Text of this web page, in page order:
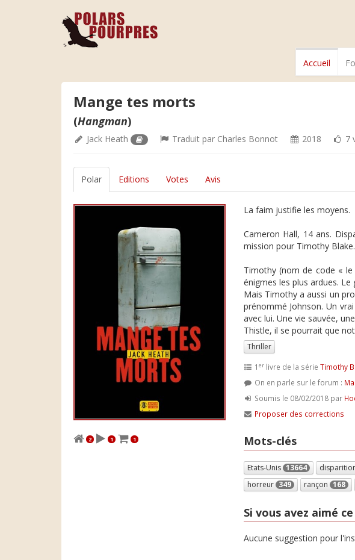
Accueil
Mange tes morts
(Hangman)
Jack Heath Traduit par Charles Bonnot 2018 7
Polar Editions Votes Avis
2 1 1
La faim justifie les moyens.
Cameron Hall, 14 ans.
mission pour Timothy Blake.
Timothy (nom de code «
énigmes les plus ardues.
Mais Timothy a aussi un
prénommé Johnson. Un
avec lui. Une vie sauvée,
Thistle, il se pourrait que
Thriller
1 erlivre de la série Timothy
On en parle sur le forum :
Soumis le 08/02/2018 par
Proposer des corrections
Mots-clés
Etats-Unis 13664
horreur 349 rançon 168
Si vous avez aimé
Aucune suggestion pour